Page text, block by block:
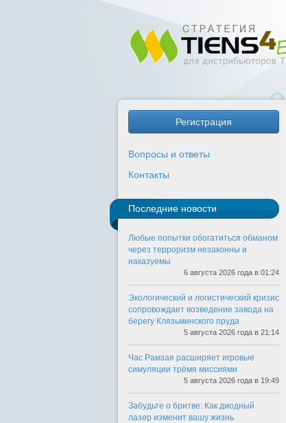
Регистрация
Вопросы и ответы
Контакты
Последние новости
Любые попытки обогатиться обманом
через терроризм незаконны и
наказуемы
6 августа 2026 года в 01:24
Экологический и логистический кризис
сопровождает возведение завода на
берегу Клязьминского пруда
5 августа 2026 года в 21:14
Час Рамзая расширяет игровые
симуляции трёмя миссиями
5 августа 2026 года в 19:49
Забудьте о бритве: Как диодный
лазер изменит вашу жизнь